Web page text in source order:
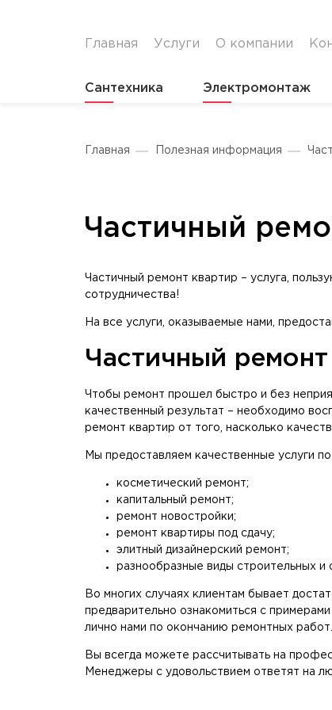
Главная Услуги О компании
Сантехника Электромонтаж
Главная Полезная информация
Частичный
Частичный ремонт квартир – услуга,
сотрудничества!
На все услуги, оказываемые нами,
Частичный
Чтобы ремонт прошел быстро и без
качественный результат – необходимо
ремонт квартир от того, насколько
Мы предоставляем качественные услуги
косметический ремонт;
капитальный ремонт;
ремонт новостройки;
ремонт квартиры под сдачу;
элитный дизайнерский ремонт;
разнообразные виды строительных и
Во многих случаях клиентам бывает
предварительно ознакомиться с
лично нами по окончанию ремонтных работ.
Вы всегда можете рассчитывать на
Менеджеры с удовольствием ответят на